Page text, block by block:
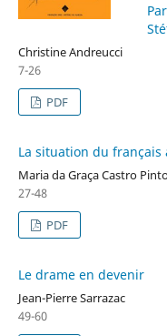
Christine Andreucci
7-26
PDF
La situation du français
Maria da Graça Castro
27-48
PDF
Le drame en devenir
Jean-Pierre Sarrazac
49-60